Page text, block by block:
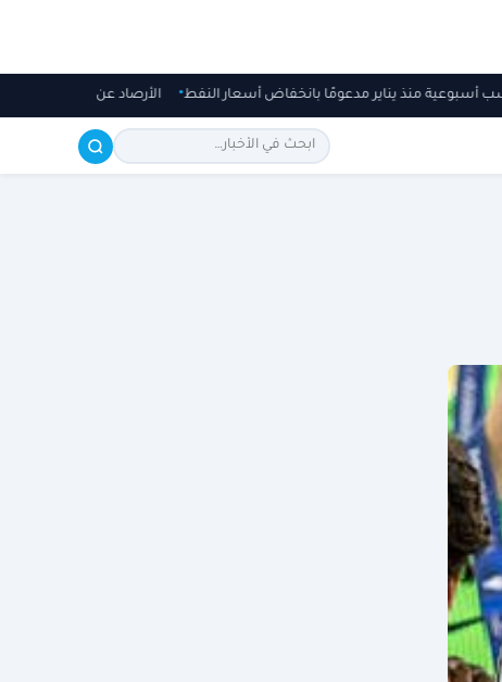
أسبوعية منذ يناير مدعومًا بانخفاض أسعار النفط الأرصاد عن طقس